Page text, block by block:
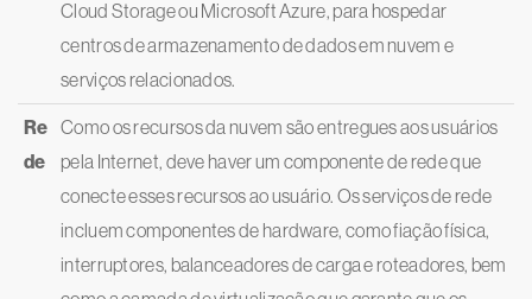
Cloud Storage ou Microsoft Azure, para hospedar
centros de armazenamento de dados em nuvem e
serviços relacionados.
Re
de
Como os recursos da nuvem são entregues aos usuários
pela Internet, deve haver um componente de rede que
conecte esses recursos ao usuário. Os serviços de rede
incluem componentes de hardware, como fiação física,
interruptores, balanceadores de carga e roteadores, bem